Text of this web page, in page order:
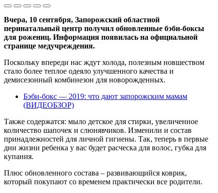
Вчера, 10 сентября, Запорожский областной
перинатальный центр получил обновленные бэби-боксы
для рожениц. Информация появилась на официальной
странице медучреждения.
Поскольку впереди нас ждут холода, полезным новшеством
стало более теплое одеяло улучшенного качества и
демисезонный комбинезон для новорожденных.
Бэби-бокс — 2019: что дают запорожским мамам
(ВИДЕОБЗОР)
Также содержатся: мыло детское для стирки, увеличенное
количество шапочек и слюнявчиков. Изменили и состав
принадлежностей для личной гигиены. Так, теперь в первые
дни жизни ребенка у вас будет расческа для волос, губка для
купания.
Плюс обновленного состава – развивающийся коврик,
который покупают со временем практически все родители.